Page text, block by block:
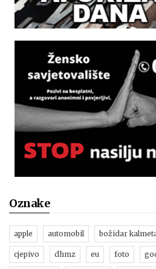
Oznake
apple automobil božidar
cjepivo dhmz eu foto